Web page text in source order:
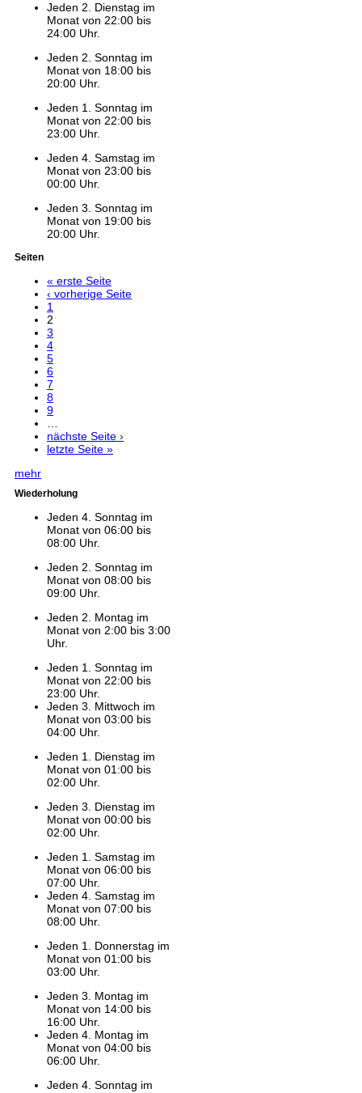
Jeden 2. Dienstag im
Monat von 22:00 bis
24:00 Uhr.
Jeden 2. Sonntag im
Monat von 18:00 bis
20:00 Uhr.
Jeden 1. Sonntag im
Monat von 22:00 bis
23:00 Uhr.
Jeden 4. Samstag im
Monat von 23:00 bis
00:00 Uhr.
Jeden 3. Sonntag im
Monat von 19:00 bis
20:00 Uhr.
Seiten
« erste Seite
‹ vorherige Seite
1
2
3
4
5
6
7
8
9
nächste Seite ›
letzte Seite »
mehr
Wiederholung
Jeden 4. Sonntag im
Monat von 06:00 bis
08:00 Uhr.
Jeden 2. Sonntag im
Monat von 08:00 bis
09:00 Uhr.
Jeden 2. Montag im
Monat von 2:00 bis 3:00
Uhr.
Jeden 1. Sonntag im
Monat von 22:00 bis
23:00 Uhr.
Jeden 3. Mittwoch im
Monat von 03:00 bis
04:00 Uhr.
Jeden 1. Dienstag im
Monat von 01:00 bis
02:00 Uhr.
Jeden 3. Dienstag im
Monat von 00:00 bis
02:00 Uhr.
Jeden 1. Samstag im
Monat von 06:00 bis
07:00 Uhr.
Jeden 4. Samstag im
Monat von 07:00 bis
08:00 Uhr.
Jeden 1. Donnerstag im
Monat von 01:00 bis
03:00 Uhr.
Jeden 3. Montag im
Monat von 14:00 bis
16:00 Uhr.
Jeden 4. Montag im
Monat von 04:00 bis
06:00 Uhr.
Jeden 4. Sonntag im